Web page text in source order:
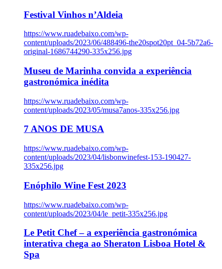
Festival Vinhos n’Aldeia
https://www.ruadebaixo.com/wp-
content/uploads/2023/06/488496-the20spot20pt_04-5b72a6-
original-1686744290-335x256.jpg
Museu de Marinha convida a experiência
gastronómica inédita
https://www.ruadebaixo.com/wp-
content/uploads/2023/05/musa7anos-335x256.jpg
7 ANOS DE MUSA
https://www.ruadebaixo.com/wp-
content/uploads/2023/04/lisbonwinefest-153-190427-
335x256.jpg
Enóphilo Wine Fest 2023
https://www.ruadebaixo.com/wp-
content/uploads/2023/04/le_petit-335x256.jpg
Le Petit Chef – a experiência gastronómica
interativa chega ao Sheraton Lisboa Hotel &
Spa